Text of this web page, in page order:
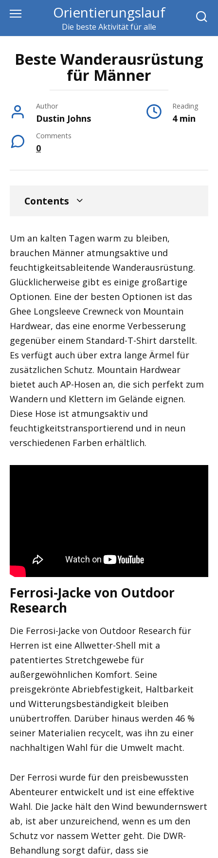
content
Orientierungslauf
Die beste Aktivität für alle
Beste Wanderausrüstung
für Männer
Author
Dustin Johns
Reading
4 min
Comments
0
Contents
Um an kalten Tagen warm zu bleiben,
brauchen Männer atmungsaktive und
feuchtigkeitsableitende Wanderausrüstung.
Glücklicherweise gibt es einige großartige
Optionen. Eine der besten Optionen ist das
Ghee Longsleeve Crewneck von Mountain
Hardwear, das eine enorme Verbesserung
gegenüber einem Standard-T-Shirt darstellt.
Es verfügt auch über extra lange Ärmel für
zusätzlichen Schutz. Mountain Hardwear
bietet auch AP-Hosen an, die sich perfekt zum
Wandern und Klettern im Gelände eignen.
Diese Hose ist atmungsaktiv und
feuchtigkeitstransportierend und in neun
verschiedenen Farben erhältlich.
Ferrosi-Jacke von Outdoor
Research
Die Ferrosi-Jacke von Outdoor Research für
Herren ist eine Allwetter-Shell mit a
patentiertes Stretchgewebe für
außergewöhnlichen Komfort. Seine
preisgekrönte Abriebfestigkeit, Haltbarkeit
und Witterungsbeständigkeit bleiben
unübertroffen. Darüber hinaus werden 46 %
seiner Materialien recycelt, was ihn zu einer
nachhaltigen Wahl für die Umwelt macht.
Der Ferrosi wurde für den preisbewussten
Abenteurer entwickelt und ist eine effektive
Wahl. Die Jacke hält den Wind bewundernswert
ab, ist aber unzureichend, wenn es um den
Schutz vor nassem Wetter geht. Die DWR-
Behandlung sorgt dafür, dass sie